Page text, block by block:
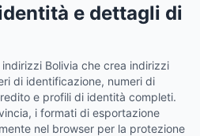
e dettagli di
Bolivia che crea indirizzi
di identificazione, numeri di
e profili di identità completi.
i formati di esportazione
nel browser per la protezione